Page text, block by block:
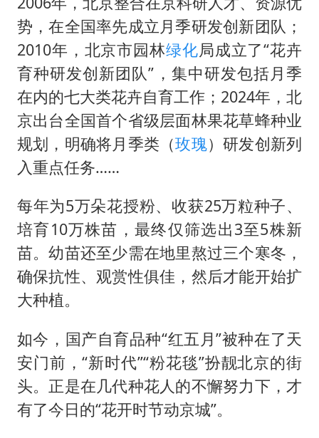
势，在全国率先成立月季研发创新团队；
2010年，北京市园林绿化局成立了“花卉
育种研发创新团队”，集中研发包括月季
在内的七大类花卉自育工作；2024年，北
京出台全国首个省级层面林果花草蜂种业
规划，明确将月季类（玫瑰）研发创新列
入重点任务……
每年为5万朵花授粉、收获25万粒种子、
培育10万株苗，最终仅筛选出3至5株新
苗。幼苗还至少需在地里熬过三个寒冬，
确保抗性、观赏性俱佳，然后才能开始扩
大种植。
如今，国产自育品种“红五月”被种在了天
安门前，“新时代”“粉花毯”扮靓北京的街
头。正是在几代种花人的不懈努力下，才
有了今日的“花开时节动京城”。